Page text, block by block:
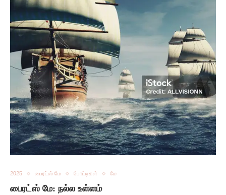
2025 பைரட்ஸ் மே போட்டிகள் மே
பைரட்ஸ் மே: நல்ல உள்ளம்